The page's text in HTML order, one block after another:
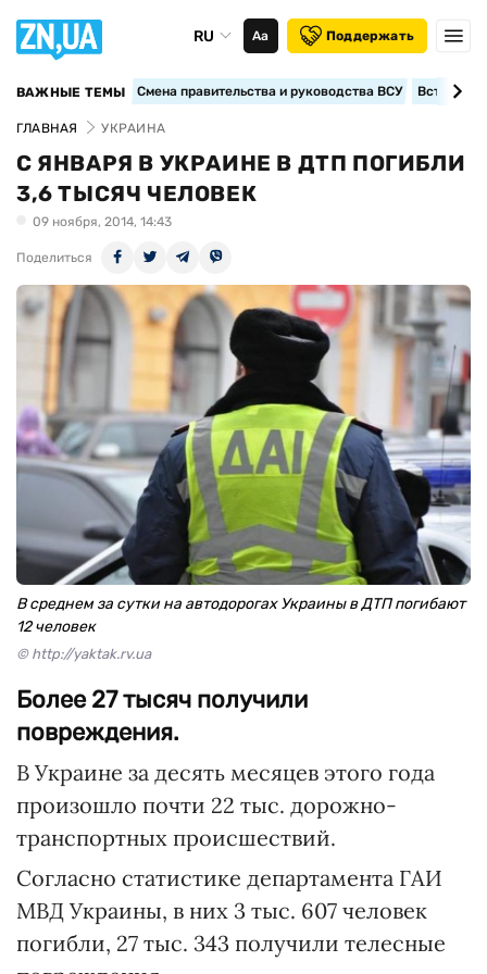
RU Аа Поддержать
ВАЖНЫЕ ТЕМЫ Смена правительства и руководства ВСУ
ГЛАВНАЯ УКРАИНА
С ЯНВАРЯ В УКРАИНЕ В ДТП ПОГИБЛИ
3,6 ТЫСЯЧ ЧЕЛОВЕК
09 ноября, 2014, 14:43
Поделиться
В среднем за сутки на автодорогах Украины в ДТП погибают
12 человек
© http://yaktak.rv.ua
Более 27 тысяч получили
повреждения.
В Украине за десять месяцев этого года
произошло почти 22 тыс. дорожно-
транспортных происшествий.
Согласно статистике департамента ГАИ
МВД Украины, в них 3 тыс. 607 человек
погибли, 27 тыс. 343 получили телесные